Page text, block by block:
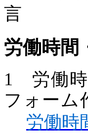
言
労働時間
1 労働時
フォーム
労働時